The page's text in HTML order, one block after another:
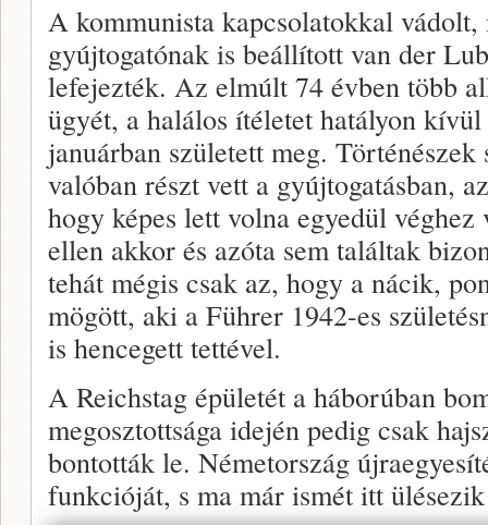
A kommunista kapcsolatokkal vádolt,
gyújtogatónak is beállított van der
lefejezték. Az elmúlt 74 évben több
ügyét, a halálos ítéletet hatályon
januárban született meg.
valóban részt vett a gyújtogatásban,
hogy képes lett volna egyedül
ellen akkor és azóta sem találtak
tehát mégis csak az, hogy a nácik,
mögött, aki a Führer 1942-es
is hencegett tettével.
A Reichstag épületét a háborúban
megosztottsága idején pedig csak
bontották le. Németország
funkcióját, s ma már ismét itt